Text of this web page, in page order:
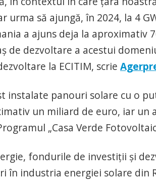
urma să ajungă, în 2024, la 4
a ajuns deja la aproximativ
dezvoltare a acestui
la ECITIM, scrie
instalate panouri solare cu o
un miliard de euro, iar un
„Casa Verde
fondurile de investiţii şi
industria energiei solare din